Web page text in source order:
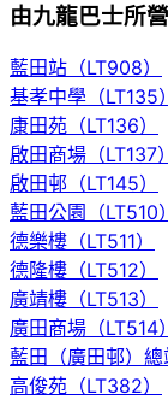
由九龍巴士所
藍田站（LT908）
基孝中學（LT135）
康田苑（LT136）
啟田商場（LT137）
啟田邨（LT145）
藍田公園（LT510）
德樂樓（LT511）
德隆樓（LT512）
廣靖樓（LT513）
廣田商場（LT514）
藍田（廣田邨）總
高俊苑（LT382）